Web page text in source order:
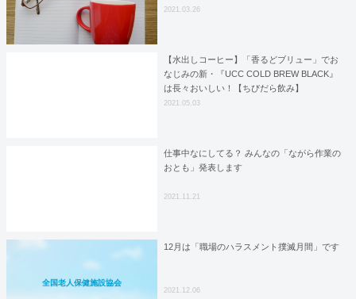
2021.03.26
【水出しコーヒー】「香るどブリュー」でお
なじみの新・『UCC COLD BREW BLACK』
は長々おいしい！【ちびだら飲み】
2021.05.03
仕事中なにしてる？ みんなの「ながら作業の
おとも」発表します
2021.11.21
全国老人保健施設協会
12月は「職場のハラスメント撲滅月間」です
2021.12.06